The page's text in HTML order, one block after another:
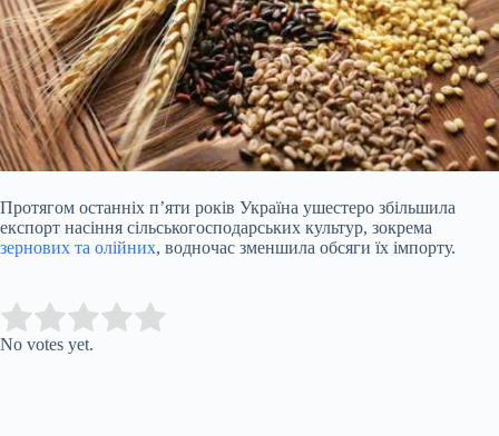
Протягом останніх п’яти років Україна ушестеро збільшила
експорт насіння сільськогосподарських культур, зокрема
зернових та олійних, водночас зменшила обсяги їх імпорту.
Rate this item:
No votes yet.